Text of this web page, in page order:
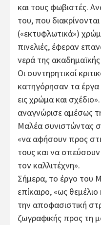
και τους φωβιστές.
του, που
(«εκτυφλωτικά»)
πινελιές, έφεραν
νερά της
Οι συντηρητικοί
κατηγόρησαν τα
εις χρώμα και
αναγνώρισε αμέσως
Μαλέα συνιστώντας
«να αφήσουν προς
τους και να
τον καλλιτέχνη».
Σήμερα, το έργο του
επίκαιρο, «ως
την αποφασιστική
ζωγραφικής προς τη